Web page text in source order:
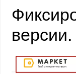
версии.